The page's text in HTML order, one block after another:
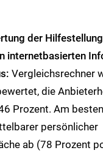
der
internetbasierten
Vergleichsrechner
die
Prozent. Am
persönlicher
ab (78 Prozent